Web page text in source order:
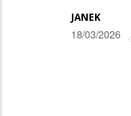
JANEK
18/03/2026